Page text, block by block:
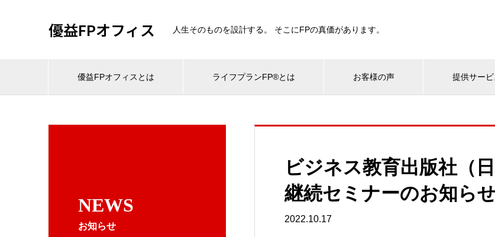
優益FPオフィス 人生そのものを設計する。 そこにFPの真価があります。
優益FPオフィスとは ライフプランFP®とは お客様の声 提供サービ
NEWS
お知らせ
ビジネス教育出版社（
継続セミナーのお知ら
2022.10.17